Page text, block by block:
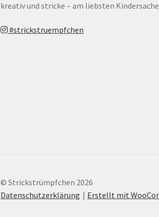
kreativ und stricke – am liebsten
#strickstruempfchen
© Strickstrümpfchen 2026
Datenschutzerklärung
Erstellt mit